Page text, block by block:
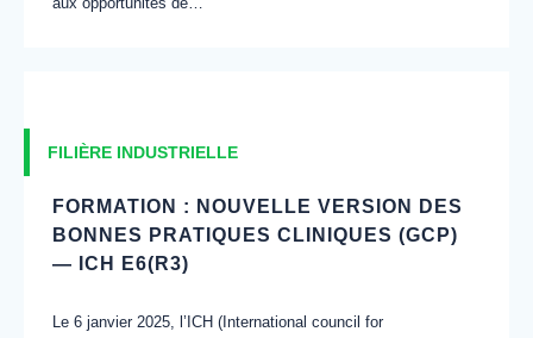
FILIÈRE INDUSTRIELLE
FORMATION : NOUVELLE VERSION DES
BONNES PRATIQUES CLINIQUES (GCP)
— ICH E6(R3)
Le 6 janvier 2025, l’ICH (International council for